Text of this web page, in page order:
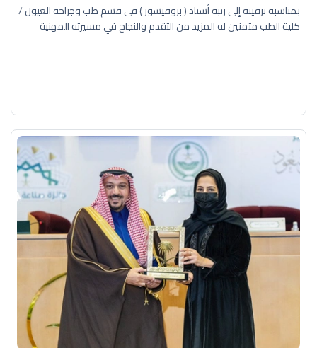
بمناسبة ترقيته إلى رتبة أستاذ ( بروفيسور ) في قسم طب وجراحة العيون /
كلية الطب متمنين له المزيد من التقدم والنجاح في مسيرته المهنية